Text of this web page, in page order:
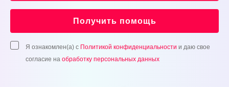
Получить помощь
Я ознакомлен(а) с Политикой конфиденциальности и даю свое
согласие на обработку персональных данных